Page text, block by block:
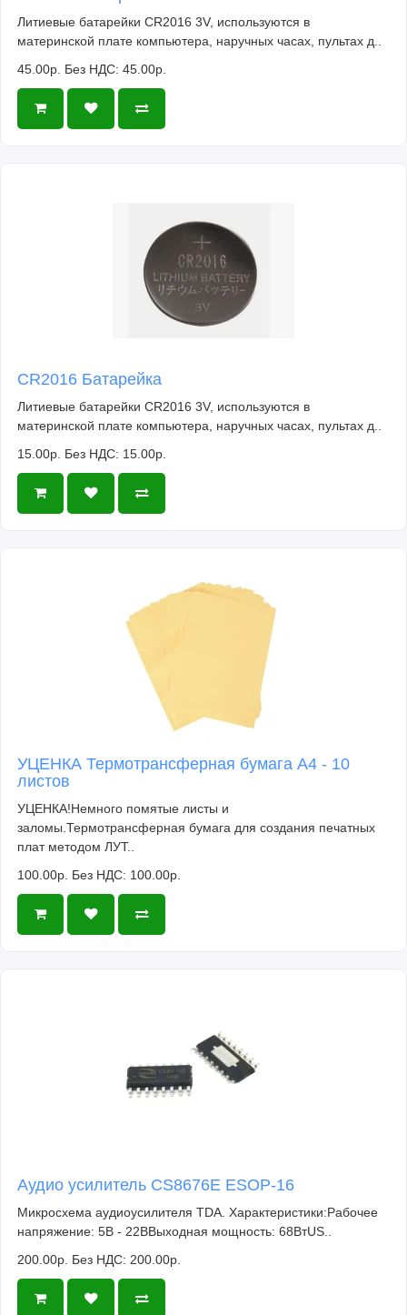
Литиевые батарейки CR2016 3V, используются в
материнской плате компьютера, наручных часах, пультах д..
45.00р. Без НДС: 45.00р.
CR2016 Батарейка
Литиевые батарейки CR2016 3V, используются в
материнской плате компьютера, наручных часах, пультах д..
15.00р. Без НДС: 15.00р.
УЦЕНКА Термотрансферная бумага А4 - 10
листов
УЦЕНКА!Немного помятые листы и
заломы.Термотрансферная бумага для создания печатных
плат методом ЛУТ..
100.00р. Без НДС: 100.00р.
Аудио усилитель CS8676E ESOP-16
Микросхема аудиоусилителя TDA. Характеристики:Рабочее
напряжение: 5В - 22ВВыходная мощность: 68ВтUS..
200.00р. Без НДС: 200.00р.